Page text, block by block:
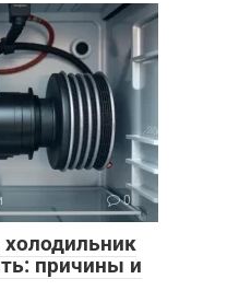
0
холодильник
причины и